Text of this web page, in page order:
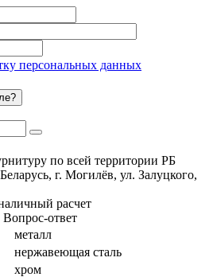
персональных данных
по всей территории РБ
г. Могилёв, ул. Залуцкого,
расчет
Вопрос-ответ
металл
нержавеющая сталь
хром